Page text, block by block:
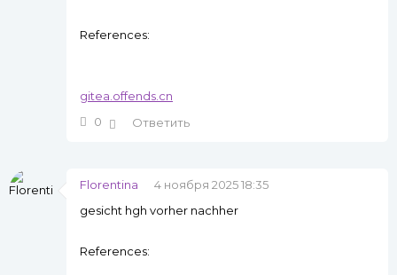
References:
gitea.offends.cn
0
Ответить
Florentina
4 ноября 2025 18:35
gesicht hgh vorher nachher
References: